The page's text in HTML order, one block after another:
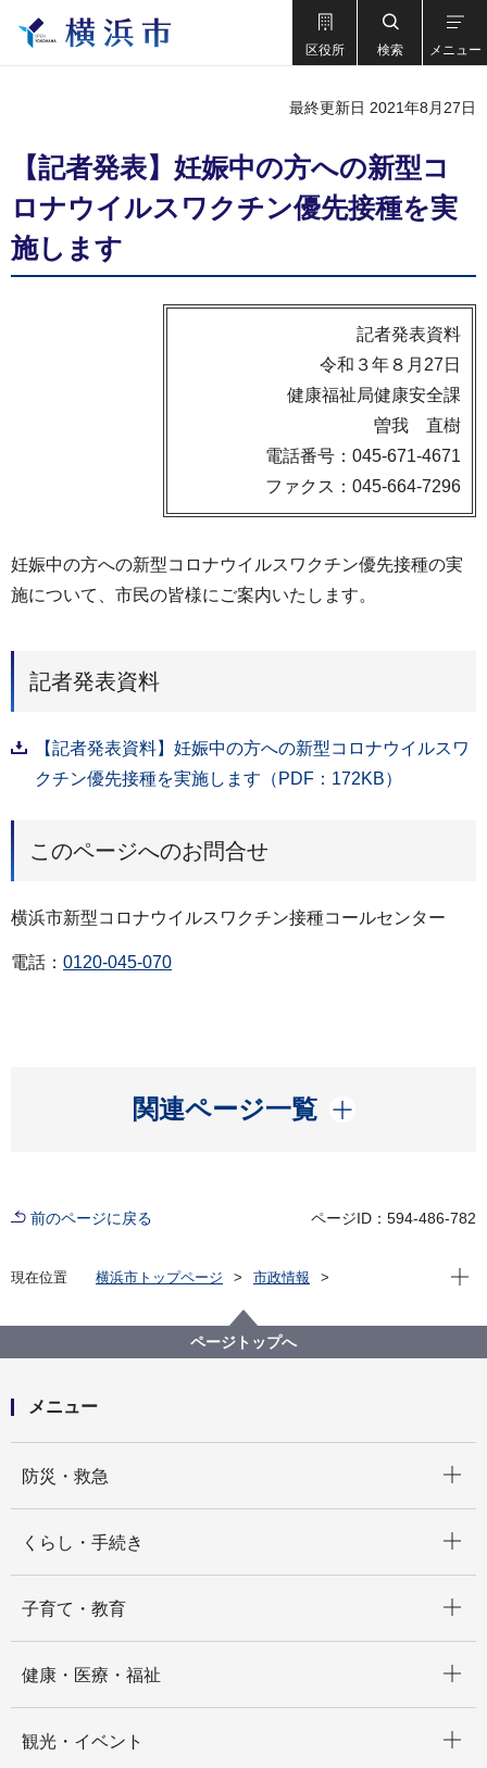
区役所 検索 メニュー
最終更新日 2021年8月27日
【記者発表】妊娠中の方への新型コ
ロナウイルスワクチン優先接種を実
施します
記者発表資料
令和３年８月27日
健康福祉局健康安全課
曽我 直樹
電話番号：045-671-4671
ファクス：045-664-7296
妊娠中の方への新型コロナウイルスワクチン優先接種の実
施について、市民の皆様にご案内いたします。
記者発表資料
【記者発表資料】妊娠中の方への新型コロナウイルスワ
クチン優先接種を実施します（PDF：172KB）
このページへのお問合せ
横浜市新型コロナウイルスワクチン接種コールセンター
電話： 0120-045-070
関連ページ一覧
開く
前のページに戻る ページID：594-486-782
現在位置 横浜市トップページ
市政情報
【記者発表】妊娠中の方への新型コロナウイルスワク
チン優先接種を実施します
現在
ページトップへ
メニュー
防災・救急
くらし・手続き
子育て・教育
健康・医療・福祉
観光・イベント